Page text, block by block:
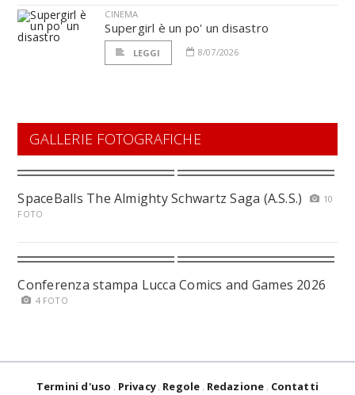
CINEMA
Supergirl è un po' un disastro
LEGGI 8/07/2026
GALLERIE FOTOGRAFICHE
SpaceBalls The Almighty Schwartz Saga (A.S.S.)
10
FOTO
Conferenza stampa Lucca Comics and Games 2026
4 FOTO
Termini d'uso Privacy Regole Redazione Contatti